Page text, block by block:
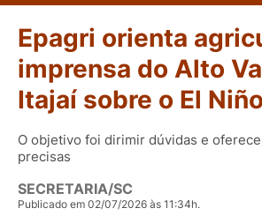
Epagri orienta
imprensa do Alto
Itajaí sobre o El Niño
O objetivo foi dirimir dúvidas e
precisas
SECRETARIA/SC
Publicado em 02/07/2026 às 11:34h.